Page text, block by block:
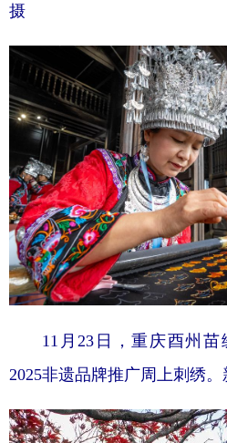
摄
11月23日，重庆酉州苗
2025非遗品牌推广周上刺绣